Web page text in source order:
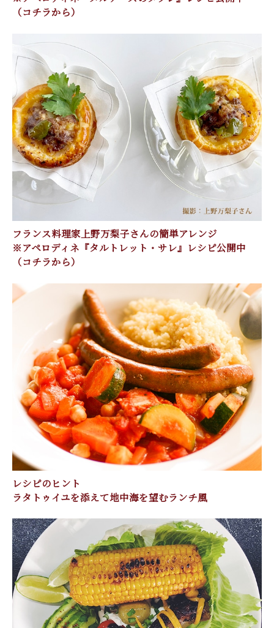
（コチラから）
フランス料理家上野万梨子さんの簡単アレンジ
※アペロディネ『タルトレット・サレ』レシピ公開中
（コチラから）
レシピのヒント
ラタトゥイユを添えて地中海を望むランチ風